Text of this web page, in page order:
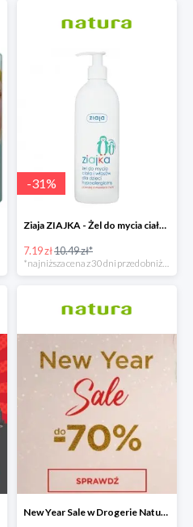
-31%
Ziaja ZIAJKA - Żel do mycia ciała i włosów dla dzieci -31%
7.19 zł10.49 zł*
*najniższa cena z 30 dni przed obniżką
New Year Sale w Drogerie Natura do -70%